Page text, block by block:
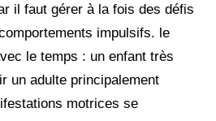
il faut gérer à la fois des défis
impulsifs. le
le temps : un enfant très
un adulte principalement
motrices se